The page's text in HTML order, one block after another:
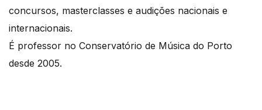
concursos, masterclasses e audições nacionais e
internacionais.
É professor no Conservatório de Música do Porto
desde 2005.